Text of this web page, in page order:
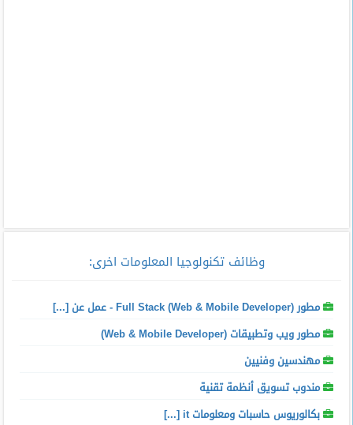
وظائف تكنولوجيا المعلومات اخرى:
مطور Full Stack (Web & Mobile Developer) - عمل عن [...]
مطور ويب وتطبيقات (Web & Mobile Developer)
مهندسين وفنيين
مندوب تسويق أنظمة تقنية
بكالوريوس حاسبات ومعلومات it [...]